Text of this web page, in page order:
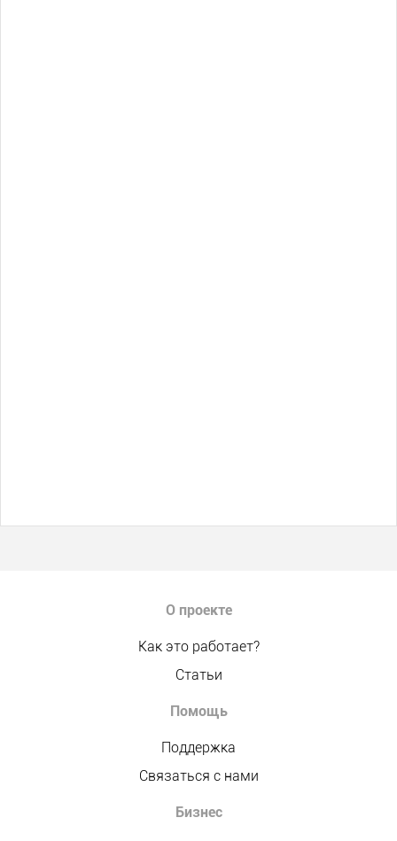
О проекте
Как это работает?
Статьи
Помощь
Поддержка
Связаться с нами
Бизнес